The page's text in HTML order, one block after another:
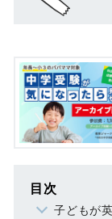
目次
子どもが